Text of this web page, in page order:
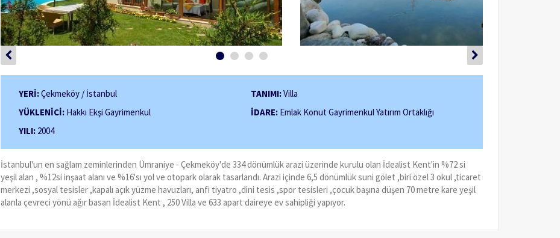
YERİ:Çekmeköy / İstanbul TANIMI:Villa
YÜKLENİCİ:Hakkı Ekşi Gayrimenkul İDARE:Emlak Konut Gayrimenkul Yatırım Ortaklığı
YILI:2004
İstanbul'un en sağlam zeminlerinden Ümraniye - Çekmeköy'de 334 dönümlük arazi üzerinde kurulu olan İdealist Kent'in %72 si
yeşil alan , %12si inşaat alanı ve %16'sı yol ve otopark olarak tasarlandı. Arazi içinde 6,5 dönümlük suni gölet ,biri özel 3 okul ,ticaret
merkezi ,sosyal tesisler ,kapalı açık yüzme havuzları, anfi tiyatro ,dini tesis ,spor tesisleri ,çocuk başına düşen 70 metre kare yeşil
alanla çevreci yönü ağır basan İdealist Kent , 250 Villa ve 633 apart daireye ev sahipliği yapıyor.